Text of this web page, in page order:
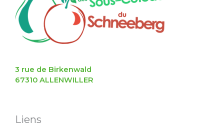
3 rue de Birkenwald
67310 ALLENWILLER
Liens